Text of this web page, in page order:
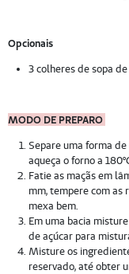
Opcionais
3 colheres de sopa
MODO DE PREPARO
Separe uma forma
aqueça o forno a
Fatie as maçãs em
mm, tempere com as
mexa bem.
Em uma bacia
de açúcar para
Misture os
reservado, até obter